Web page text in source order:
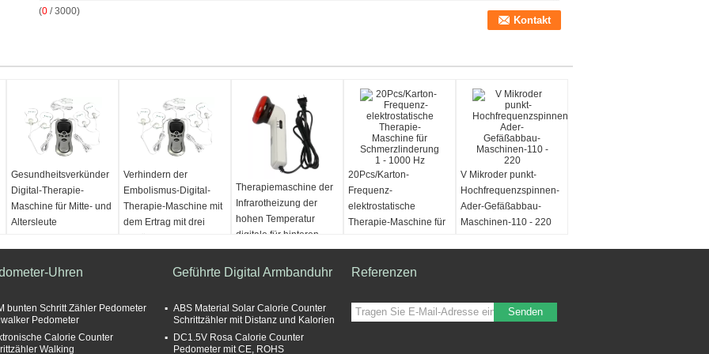
(0 / 3000)
Gesundheitsverkünder
Digital-Therapie-
Maschine für Mitte- und
Altersleute
Verhindern der
Embolismus-Digital-
Therapie-Maschine mit
dem Ertrag mit drei
Therapiemaschine der
Infrarotheizung der
hohen Temperatur
digitale für hinteren
Schmerz, Halsschmerz
20Pcs/Karton-
Frequenz-
elektrostatische
Therapie-Maschine für
V Mikroder punkt-
Hochfrequenzspinnen-
Ader-Gefäßabbau-
Maschinen-110 - 220
Uhren
bunten Schritt Zähler Pedometer
Pedometer
Calorie Counter
Walking
Geführte Digital Armbanduhr
ABS Material Solar Calorie Counter
Schrittzähler mit Distanz und Kalorien
DC1.5V Rosa Calorie Counter
Pedometer mit CE, ROHS
Referenzen
Senden